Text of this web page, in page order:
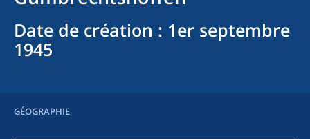
Date de création : 1er septembre
1945
GÉOGRAPHIE